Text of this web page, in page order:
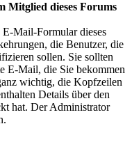
Mitglied dieses Forums
E-Mail-Formular dieses
die Benutzer, die
sollen. Sie sollten
E-Mail, die Sie bekommen
wichtig, die Kopfzeilen
Details über den
hat. Der Administrator